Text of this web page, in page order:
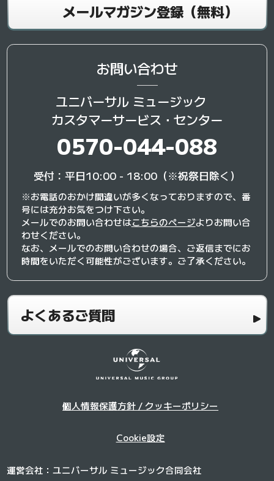
メールマガジン登録（無料）
お問い合わせ
ユニバーサル ミュージック
カスタマーサービス・センター
0570-044-088
受付：平日10:00 - 18:00（※祝祭日除く）
※お電話のおかけ間違いが多くなっておりますので、番
号には充分お気をつけ下さい。
メールでのお問い合わせはこちらのページよりお問い合
わせください。
なお、メールでのお問い合わせの場合、ご返信までにお
時間をいただく可能性がございます。ご了承ください。
よくあるご質問
個人情報保護方針 / クッキーポリシー
Cookie設定
運営会社：ユニバーサル ミュージック合同会社